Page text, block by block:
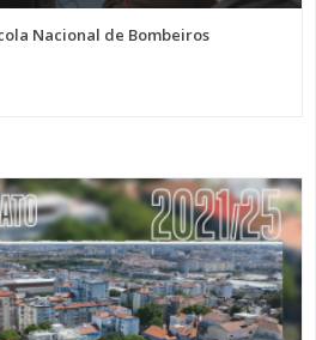
Nacional de Bombeiros